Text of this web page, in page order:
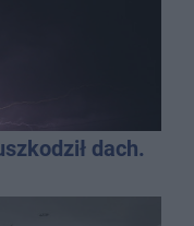
dach.